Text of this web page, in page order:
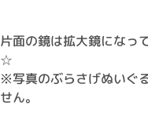
片面の鏡は拡大鏡になっ
☆
※写真のぶらさげぬいぐ
せん。